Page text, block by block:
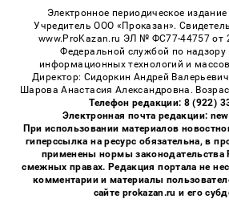
Электронное периодическое
Учредитель ООО «Проказан».
www.ProKazan.ru ЭЛ № ФС77-44757 от
Федеральной службой по надзору
информационных технологий и
Директор: Сидоркин Андрей
Шарова Анастасия Александровна.
Телефон редакции: 8 (922)
Электронная почта редакции:
При использовании материалов
гиперссылка на ресурс обязательна, в
применены нормы законодательства
смежных правах. Редакция портала не
комментарии и материалы
сайте prokazan.ru и его